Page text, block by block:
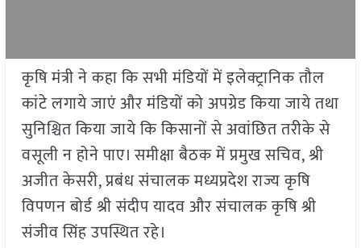
कृषि मंत्री ने कहा कि सभी मंडियों में इलेक्ट्रानिक तौल
कांटे लगाये जाएं और मंडियों को अपग्रेड किया जाये तथा
सुनिश्चित किया जाये कि किसानों से अवांछित तरीके से
वसूली न होने पाए। समीक्षा बैठक में प्रमुख सचिव, श्री
अजीत केसरी, प्रबंध संचालक मध्यप्रदेश राज्य कृषि
विपणन बोर्ड श्री संदीप यादव और संचालक कृषि श्री
संजीव सिंह उपस्थित रहे।